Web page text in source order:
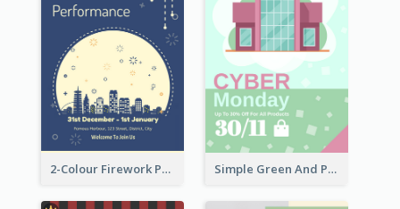
2-Colour Firework Performance With City Background Simple Green And Purple Cyber Monday Flyer